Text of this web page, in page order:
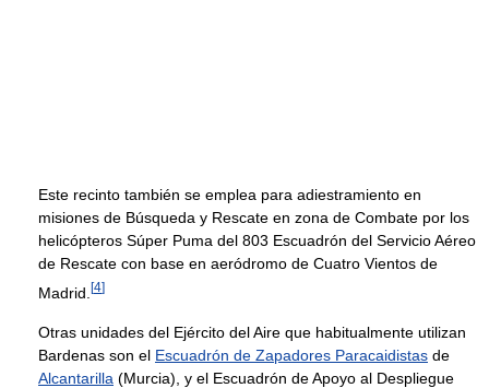
Este recinto también se emplea para adiestramiento en
misiones de Búsqueda y Rescate en zona de Combate por los
helicópteros Súper Puma del 803 Escuadrón del Servicio Aéreo
de Rescate con base en aeródromo de Cuatro Vientos de
Madrid. [4]
Otras unidades del Ejército del Aire que habitualmente utilizan
Bardenas son el Escuadrón de Zapadores Paracaidistas de
Alcantarilla (Murcia), y el Escuadrón de Apoyo al Despliegue